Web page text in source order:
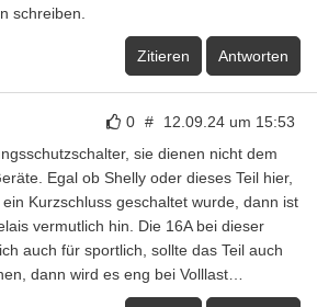
schreiben.
Zitieren Antworten
0 # 12.09.24 um 15:53
sie dienen nicht dem
Egal ob Shelly oder dieses Teil hier,
Kurzschluss geschaltet wurde, dann ist
vermutlich hin. Die 16A bei dieser
auch für sportlich, sollte das Teil auch
dann wird es eng bei Volllast…